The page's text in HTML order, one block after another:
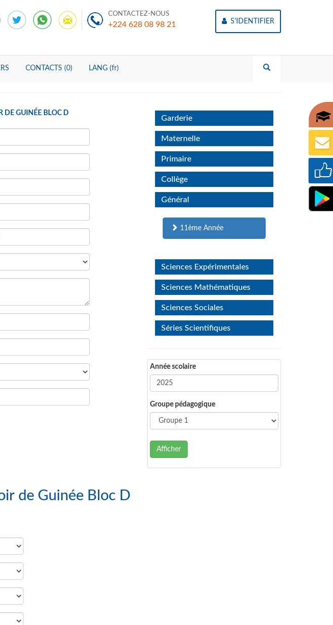
CONTACTEZ-NOUS
+224 628 08 98 21 S'IDENTIFIER
CONTACTS (0) LANG (fr)
DE GUINÉE BLOC D
Garderie
Maternelle
Primaire
Collège
Général
11ème Année
Sciences Expérimentales
Sciences Mathématiques
Sciences Sociales
Séries Scientifiques
Année scolaire
Groupe pédagogique
Afficher
Liste des Elèves : Groupe Scolaire Cercle du Savoir de Guinée Bloc D